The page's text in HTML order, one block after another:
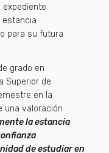
estancia
para su futura
grado en
Superior de
en la
una valoración
la estancia
de estudiar en